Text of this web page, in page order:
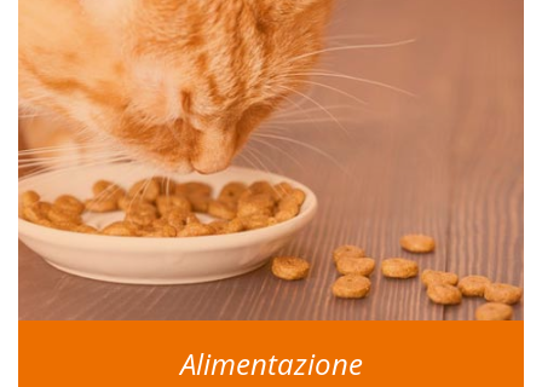
Alimentazione